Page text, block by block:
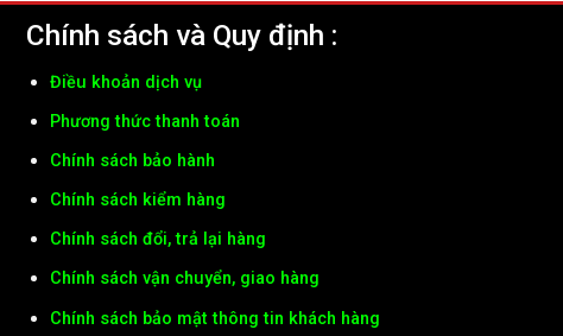
Chính sách và Quy định :
Điều khoản dịch vụ
Phương thức thanh toán
Chính sách bảo hành
Chính sách kiểm hàng
Chính sách đổi, trả lại hàng
Chính sách vận chuyển, giao hàng
Chính sách bảo mật thông tin khách hàng